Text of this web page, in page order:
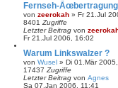
Fernseh-
von zeerokah » Fr 21.Jul
8401 Zugriffe
Letzter Beitrag von
Fr 21.Jul 2006, 16:02
Warum Linkswalzer ?
von Wusel » Di 01.Mär
17437 Zugriffe
Letzter Beitrag von Agnes
Sa 07.Jan 2006, 11:41